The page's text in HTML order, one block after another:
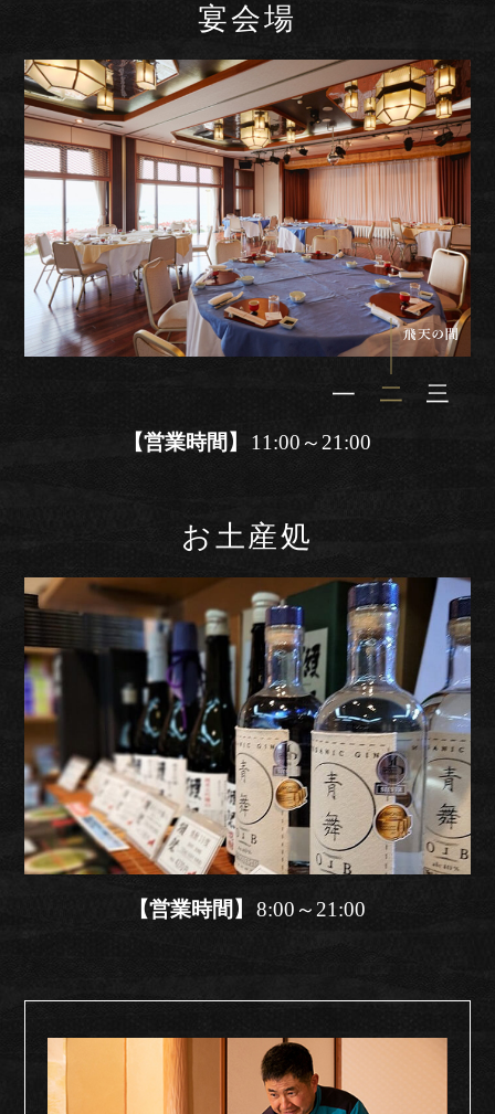
宴会場
一 一
一
一
一
一
【営業時間】 11:00～21:00
お土産処
【営業時間】 8:00～21:00